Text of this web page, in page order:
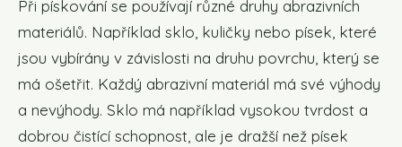
Při pískování se používají různé druhy abrazivních
materiálů. Například sklo, kuličky nebo písek, které
jsou vybírány v závislosti na druhu povrchu, který se
má ošetřit. Každý abrazivní materiál má své výhody
a nevýhody. Sklo má například vysokou tvrdost a
dobrou čistící schopnost, ale je dražší než písek